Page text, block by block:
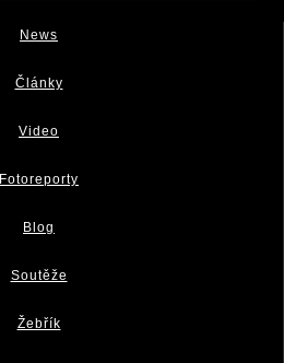
News
Články
Video
Fotoreporty
Blog
Soutěže
Žebřík